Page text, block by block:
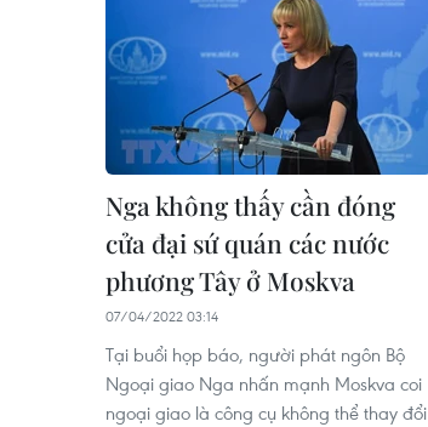
Nga không thấy cần đóng
cửa đại sứ quán các nước
phương Tây ở Moskva
07/04/2022 03:14
Tại buổi họp báo, người phát ngôn Bộ
Ngoại giao Nga nhấn mạnh Moskva coi
ngoại giao là công cụ không thể thay đổi